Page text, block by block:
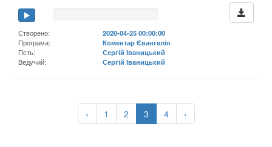
Створено:
2020-04-25 00:00:00
Програма:
Коментар Євангелія
Гість:
Сергій Іваницький
Ведучий:
Сергій Іваницький
‹ 1 2 3 4 ›